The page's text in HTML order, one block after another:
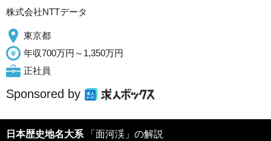
株式会社NTTデータ
東京都
年収700万円～1,350万円
正社員
Sponsored by
日本歴史地名大系 「面河渓」の解説